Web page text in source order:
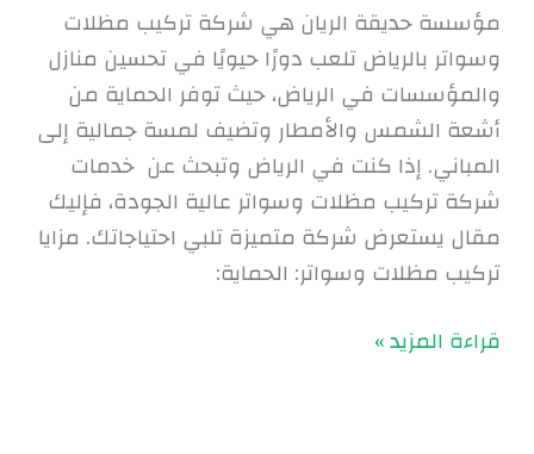
مؤسسة حديقة الريان هي شركة تركيب مظلات
وسواتر بالرياض تلعب دورًا حيويًا في تحسين منازل
والمؤسسات في الرياض، حيث توفر الحماية من
أشعة الشمس والأمطار وتضيف لمسة جمالية إلى
المباني. إذا كنت في الرياض وتبحث عن خدمات
شركة تركيب مظلات وسواتر عالية الجودة، فإليك
مقال يستعرض شركة متميزة تلبي احتياجاتك. مزايا
تركيب مظلات وسواتر: الحماية:
قراءة المزيد »